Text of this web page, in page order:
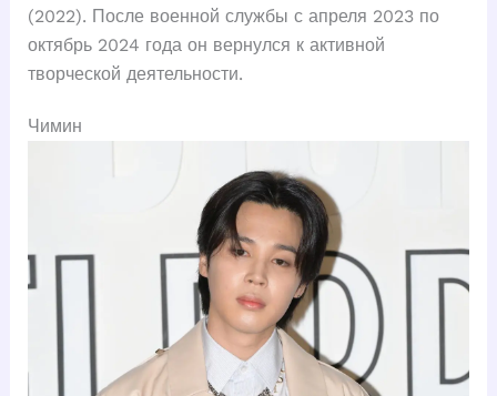
(2022). После военной службы с апреля 2023 по
октябрь 2024 года он вернулся к активной
творческой деятельности.
Чимин